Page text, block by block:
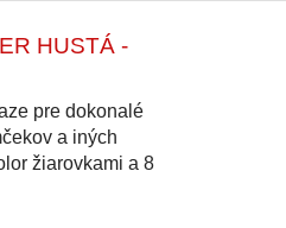
HUSTÁ -
pre dokonalé
a iných
žiarovkami a 8